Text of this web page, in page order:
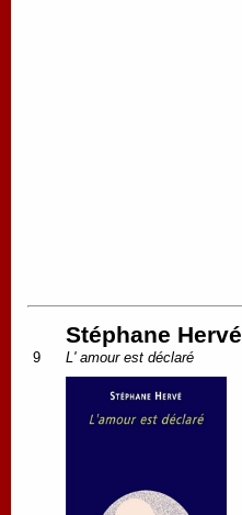
9
Stéphane Hervé
L' amour est déclaré